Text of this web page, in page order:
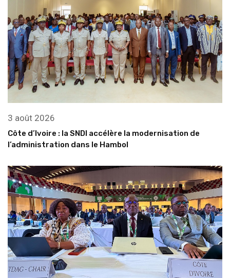
3 août 2026
Côte d’Ivoire : la SNDI accélère la modernisation de
l’administration dans le Hambol